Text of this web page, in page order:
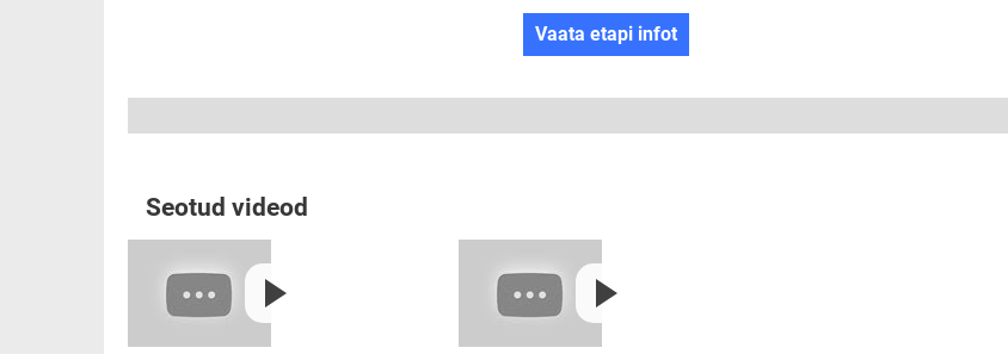
Vaata etapi infot
Seotud videod